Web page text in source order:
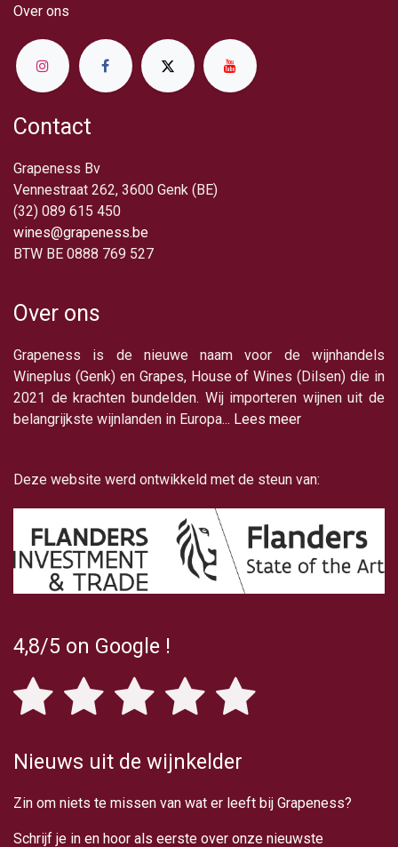
Over ​ons
Contact
Grapeness Bv
Vennestraat 262, 3600 Genk (BE)
(32) 089 615 450
wines@grapeness.be
BTW BE 0888 769 527
Over ons
Grapeness is de nieuwe naam voor de wijnhandels
Wineplus (Genk) en Grapes, House of Wines (Dilsen) die in
2021 de krachten bundelden. Wij importeren wijnen uit de
belangrijkste wijnlanden in Europa... Lees meer
Deze website werd ontwikkeld met de steun van:
4,8/5 on Google !
Nieuws uit de wijnkelder
Zin om niets te missen van wat er leeft bij Grapeness?
Schrijf je in en hoor als eerste over onze nieuwste